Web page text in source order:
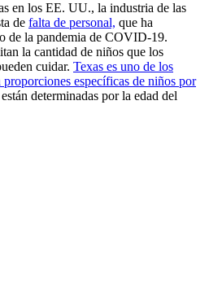
en los EE. UU., la industria de las
de falta de personal, que ha
de la pandemia de COVID-19.
la cantidad de niños que los
cuidar. Texas es uno de los
proporciones específicas de niños por
determinadas por la edad del